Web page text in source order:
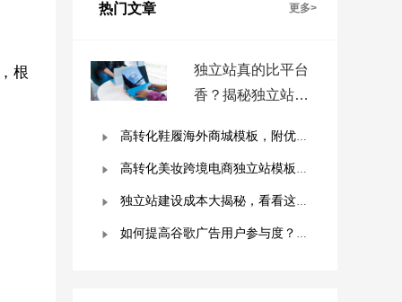
根
热门文章 更多>
独立站真的比平台
香？揭秘独立站被